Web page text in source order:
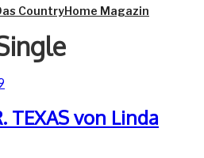
CountryHome Magazin
TEXAS von Linda